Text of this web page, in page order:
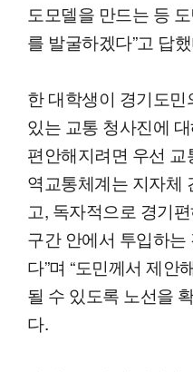
도모델을 만드는 등
를 발굴하겠다”고 답
한 대학생이 경기도
있는 교통 청사진에
편안해지려면 우선
역교통체계는 지자체
고, 독자적으로 경기
구간 안에서 투입하
다”며 “도민께서 제안
될 수 있도록 노선을
다.